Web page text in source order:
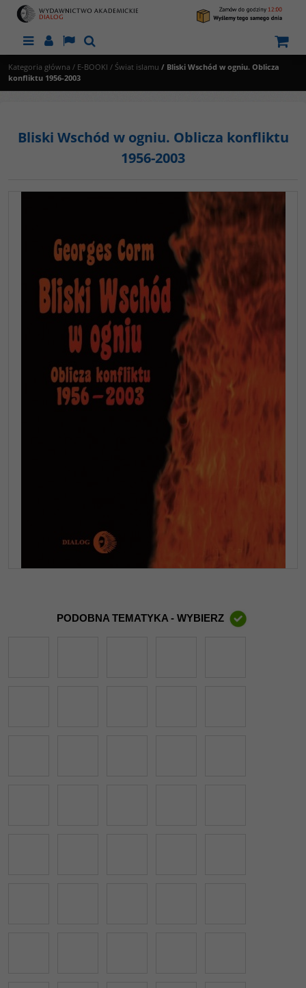
MenuPanelLangSzukaj
Kategoria główna / E-BOOKI / Świat islamu / Bliski Wschód w ogniu. Oblicza
konfliktu 1956-2003
Bliski Wschód w ogniu. Oblicza konfliktu
1956-2003
PODOBNA TEMATYKA - WYBIERZ